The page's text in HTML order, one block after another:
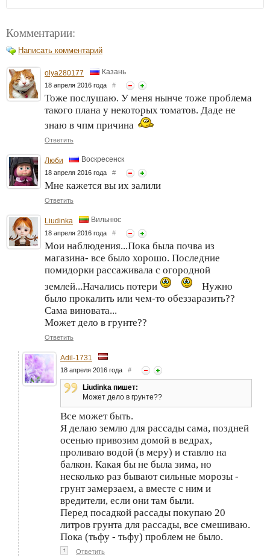
Комментарии:
Написать комментарий
olya280177 Казань
18 апреля 2016 года #
Тоже послушаю. У меня нынче тоже проблема
такого плана у некоторых томатов. Даде не
знаю в чпм причина
Ответить
Люби Воскресенск
18 апреля 2016 года #
Мне кажется вы их залили
Ответить
Liudinka Вильнюс
18 апреля 2016 года #
Мои наблюдения...Пока была почва из
магазина- все было хорошо. Последние
помидорки рассаживала с огородной
землей...Начались потери
Нужно
было прокалить или чем-то обеззаразить??
Сама виновата...
Может дело в грунте??
Ответить
Adil-1731
18 апреля 2016 года #
Liudinka пишет:
Может дело в грунте??
Все может быть.
Я делаю землю для рассады сама, поздней
осенью привозим домой в ведрах,
проливаю водой (в меру) и ставлю на
балкон. Какая бы не была зима, но
несколько раз бывают сильные морозы -
грунт замерзаем, а вместе с ним и
вредители, если они там были.
Перед посадкой рассады покупаю 20
литров грунта для рассады, все смешиваю.
Пока (тьфу - тьфу) проблем не было.
↑ Ответить